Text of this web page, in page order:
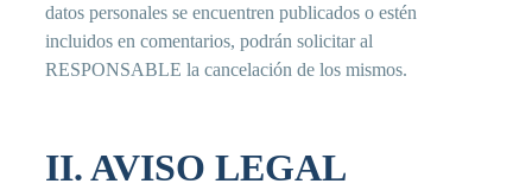
datos personales se encuentren publicados o estén
incluidos en comentarios, podrán solicitar al
RESPONSABLE la cancelación de los mismos.
II. AVISO LEGAL